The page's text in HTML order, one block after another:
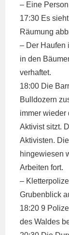
– Eine
17:30 Es
Räumung
– Der Haufen
in den
verhaftet.
18:00 Die
Bulldozern
immer wieder
Aktivist sitzt.
Aktivisten.
hingewiesen
Arbeiten fort.
–
Grubenblick
18:20 9
des Waldes